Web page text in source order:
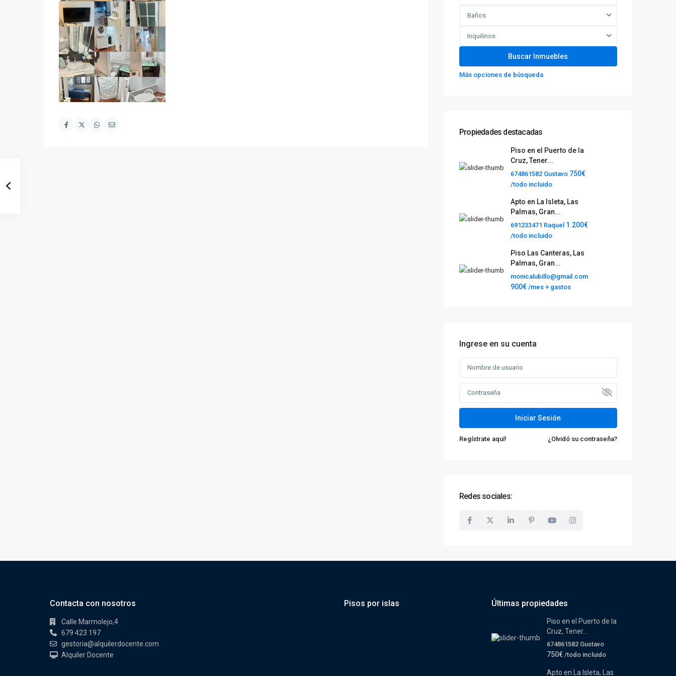
Baños
Inquilinos
Más opciones de búsqueda
Propiedades destacadas
Piso en el Puerto de la
Cruz, Tener...
674861582 Gustavo 750€
/todo incluido
Apto en La Isleta, Las
Palmas, Gran...
691233471 Raquel 1.200€
/todo incluido
Piso Las Canteras, Las
Palmas, Gran...
monicalubillo@gmail.com
900€ /mes + gastos
Ingrese en su cuenta
Iniciar Sesión
Regístrate aquí! ¿Olvidó su contraseña?
Redes sociales:
Contacta con nosotros
Calle Marmolejo,4
679 423 197
gestoria@alquilerdocente.com
Alquiler Docente
Pisos por islas Últimas propiedades
Piso en el Puerto de la
Cruz, Tener...
674861582 Gustavo
750€ /todo incluido
Apto en La Isleta, Las